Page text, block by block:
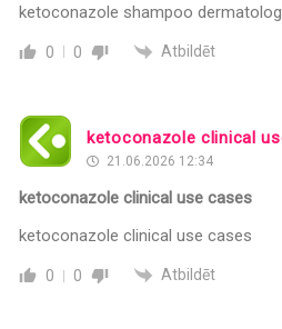
ketoconazole shampoo
0 0 Atbildēt
ketoconazole clinical
21.06.2026 12:34
ketoconazole clinical use cases
ketoconazole clinical use cases
0 0 Atbildēt